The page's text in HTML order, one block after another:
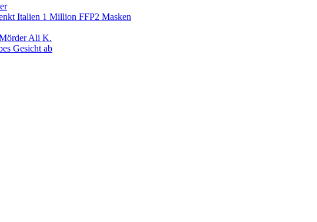
Italien 1 Million FFP2 Masken
Ali K.
Gesicht ab